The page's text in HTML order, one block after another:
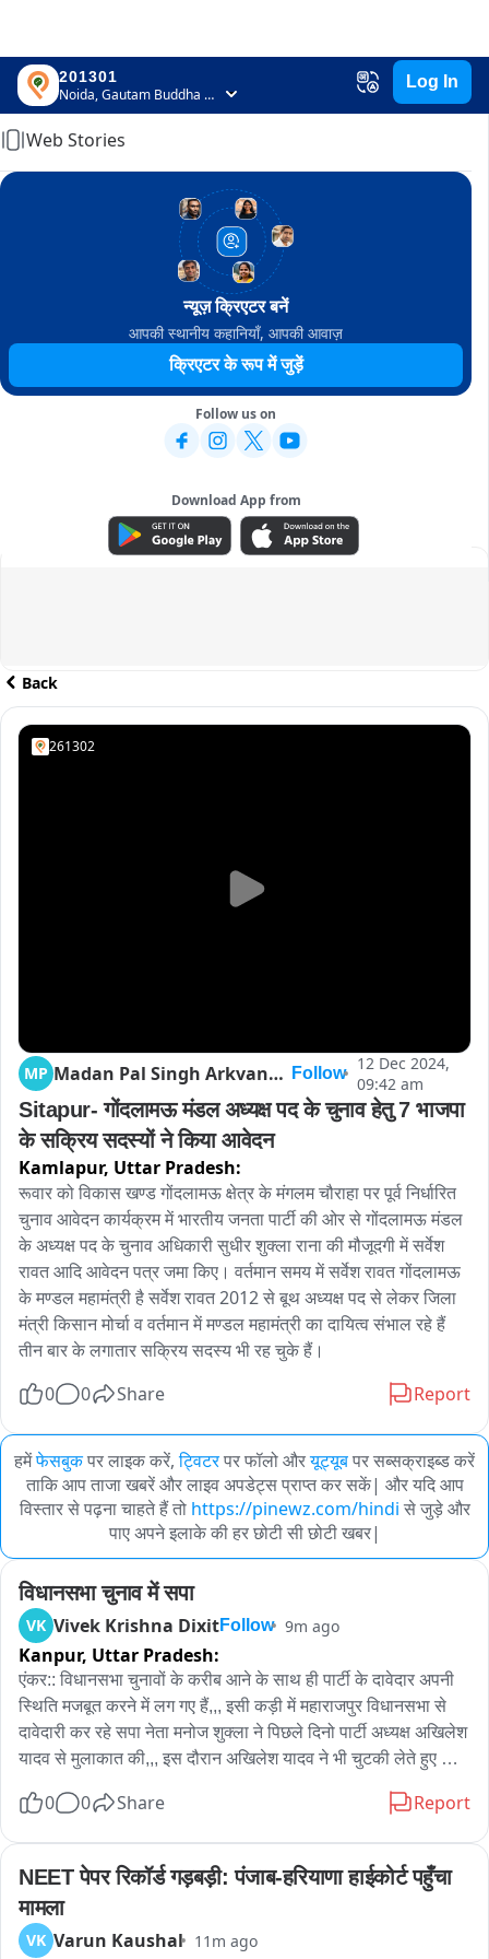
201301
Noida, Gautam Buddha Nagar, Uttar Pradesh
Log In
Home
Web Stories
न्यूज़ क्रिएटर बनें
आपकी स्थानीय कहानियाँ, आपकी आवाज़
क्रिएटर के रूप में जुड़ें
Follow us on
Download App from
ADVERTISEMENT
Back
261302
MP Madan Pal Singh Arkvanshi Follow
12 Dec 2024,
09:42 am
Sitapur- गोंदलामऊ मंडल अध्यक्ष पद के चुनाव हेतु 7 भाजपा
के सक्रिय सदस्यों ने किया आवेदन
Kamlapur, Uttar Pradesh:
रूवार को विकास खण्ड गोंदलामऊ क्षेत्र के मंगलम चौराहा पर पूर्व निर्धारित
चुनाव आवेदन कार्यक्रम में भारतीय जनता पार्टी की ओर से गोंदलामऊ मंडल
के अध्यक्ष पद के चुनाव अधिकारी सुधीर शुक्ला राना की मौजूदगी में सर्वेश
रावत आदि आवेदन पत्र जमा किए। वर्तमान समय में सर्वेश रावत गोंदलामऊ
के मण्डल महामंत्री है सर्वेश रावत 2012 से बूथ अध्यक्ष पद से लेकर जिला
मंत्री किसान मोर्चा व वर्तमान में मण्डल महामंत्री का दायित्व संभाल रहे हैं
तीन बार के लगातार सक्रिय सदस्य भी रह चुके हैं।
0
0 Share Report
हमेंफेसबुकपर लाइक करें, ट्विटरपर फॉलो औरयूट्यूबपर सब्सक्राइब्ड करें
ताकि आप ताजा खबरें और लाइव अपडेट्स प्राप्त कर सकें| और यदि आप
विस्तार से पढ़ना चाहते हैं तो https://pinewz.com/hindi से जुड़े और
पाए अपने इलाके की हर छोटी सी छोटी खबर|
विधानसभा चुनाव में सपा
VK Vivek Krishna DixitFollow 9m ago
Kanpur, Uttar Pradesh:
एंकर:: विधानसभा चुनावों के करीब आने के साथ ही पार्टी के दावेदार अपनी
स्थिति मजबूत करने में लग गए हैं,,, इसी कड़ी में महाराजपुर विधानसभा से
दावेदारी कर रहे सपा नेता मनोज शुक्ला ने पिछले दिनो पार्टी अध्यक्ष अखिलेश
यादव से मुलाकात की,,, इस दौरान अखिलेश यादव ने भी चुटकी लेते हुए कहा
भाजपा सरकार पर ब्राह्मण समाज के साथ न्याय न करने का आरोप लगाया,,
है, इसका बदला ब्राह्मण समाज अब विधानसभा चुनावों में लेगा,,,, अखिलेश
यादव के पीडीए में पी से पंडित वाले बयान पर उन्होंने कृष्ण सुदामा की मित्रता
का उदाहरण भी दिया,,, महाराजपुर विधानसभा की बदहाली का मुद्दा उठाते हुए
उन्होंने कहा कि सोसाइटी क्षेत्रों में कम से कम बेटरमेंट चार्ज लेकर विकास
0 0 Share Report
NEET पेपर रिकॉर्ड गड़बड़ी: पंजाब-हरियाणा हाईकोर्ट पहुँचा
मामला
VK Varun Kaushal 11m ago